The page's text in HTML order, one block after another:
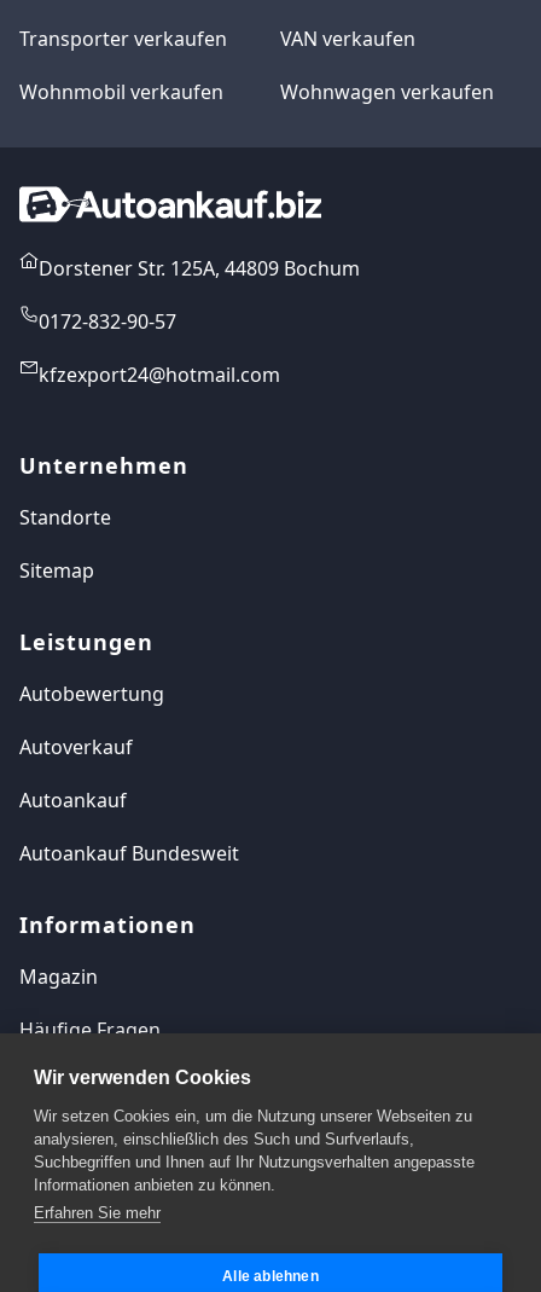
Transporter verkaufen
VAN verkaufen
Wohnmobil verkaufen
Wohnwagen verkaufen
Dorstener Str. 125A, 44809 Bochum
0172-832-90-57
kfzexport24@hotmail.com
Unternehmen
Standorte
Sitemap
Leistungen
Autobewertung
Autoverkauf
Autoankauf
Autoankauf Bundesweit
Informationen
Magazin
Häufige Fragen
Kontakt
Impressum
Datenschutzerklärung
Wir verwenden Cookies
Wir setzen Cookies ein, um die Nutzung unserer Webseiten zu
analysieren, einschließlich des Such und Surfverlaufs,
Suchbegriffen und Ihnen auf Ihr Nutzungsverhalten angepasste
Informationen anbieten zu können.
Erfahren Sie mehr
Alle ablehnen